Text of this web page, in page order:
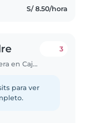
S/ 8.50/hora
Trabajo para niñera en Cajamarca
3
para ver